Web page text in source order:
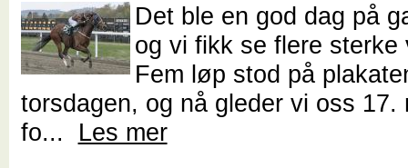
Det ble en god dag på
og vi fikk se flere sterke
Fem løp stod på
torsdagen, og nå gleder vi oss 17.
fo... Les mer